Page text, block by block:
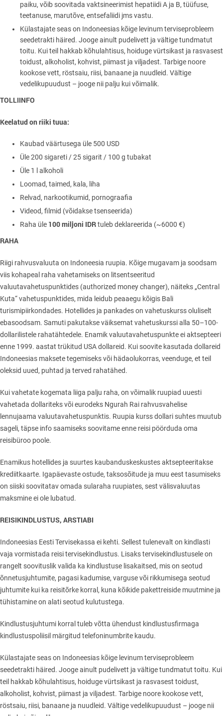
paiku, võib soovitada vaktsineerimist hepatiidi A ja B, tüüfuse,
teetanuse, marutõve, entsefaliidi jms vastu.
Külastajate seas on Indoneesias kõige levinum terviseprobleem
seedetrakti häired. Jooge ainult pudelivett ja vältige tundmatut
toitu. Kui teil hakkab kõhulahtisus, hoiduge vürtsikast ja rasvasest
toidust, alkoholist, kohvist, piimast ja viljadest. Tarbige noore
kookose vett, röstsaiu, riisi, banaane ja nuudleid. Vältige
vedelikupuudust – jooge nii palju kui võimalik.
TOLLIINFO
Keelatud on riiki tuua:
Kaubad väärtusega üle 500 USD
Üle 200 sigareti / 25 sigarit / 100 g tubakat
Üle 1 l alkoholi
Loomad, taimed, kala, liha
Relvad, narkootikumid, pornograafia
Videod, filmid (võidakse tsenseerida)
Raha üle 100 miljoni IDRtuleb deklareerida (~6000 €)
RAHA
Riigi rahvusvaluuta on Indoneesia ruupia. Kõige mugavam ja soodsam
viis kohapeal raha vahetamiseks on litsentseeritud
valuutavahetuspunktides (authorized money changer), näiteks „Central
Kuta“ vahetuspunktides, mida leidub peaaegu kõigis Bali
turismipiirkondades. Hotellides ja pankades on vahetuskurss oluliselt
ebasoodsam. Samuti pakutakse väiksemat vahetuskurssi alla 50–100-
dollarilistele rahatähtedele. Enamik valuutavahetuspunkte ei aktsepteeri
enne 1999. aastat trükitud USA dollareid. Kui soovite kasutada dollareid
Indoneesias maksete tegemiseks või hädaolukorras, veenduge, et teil
oleksid uued, puhtad ja terved rahatähed.
Kui vahetate kogemata liiga palju raha, on võimalik ruupiad uuesti
vahetada dollariteks või eurodeks Ngurah Rai rahvusvahelise
lennujaama valuutavahetuspunktis. Ruupia kurss dollari suhtes muutub
sageli, täpse info saamiseks soovitame enne reisi pöörduda oma
reisibüroo poole.
Enamikus hotellides ja suurtes kaubanduskeskustes aktsepteeritakse
krediitkaarte. Igapäevaste ostude, taksosõitude ja muu eest tasumiseks
on siiski soovitatav omada sularaha ruupiates, sest välisvaluutas
maksmine ei ole lubatud.
REISIKINDLUSTUS, ARSTIABI
Indoneesias Eesti Tervisekassa ei kehti. Sellest tulenevalt on kindlasti
vaja vormistada reisi tervisekindlustus. Lisaks tervisekindlustusele on
rangelt soovituslik valida ka kindlustuse lisakaitsed, mis on seotud
õnnetusjuhtumite, pagasi kadumise, varguse või rikkumisega seotud
juhtumite kui ka reisitõrke korral, kuna kõikide pakettreiside muutmine ja
tühistamine on alati seotud kulutustega.
Kindlustusjuhtumi korral tuleb võtta ühendust kindlustusfirmaga
kindlustuspoliisil märgitud telefoninumbrite kaudu.
Külastajate seas on Indoneesias kõige levinum terviseprobleem
seedetrakti häired. Jooge ainult pudelivett ja vältige tundmatut toitu. Kui
teil hakkab kõhulahtisus, hoiduge vürtsikast ja rasvasest toidust,
alkoholist, kohvist, piimast ja viljadest. Tarbige noore kookose vett,
röstsaiu, riisi, banaane ja nuudleid. Vältige vedelikupuudust – jooge nii